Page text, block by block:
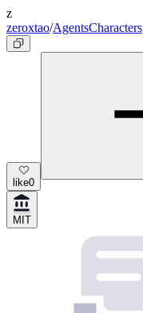
z
zeroxtao/AgentsCharacters
like0
MIT